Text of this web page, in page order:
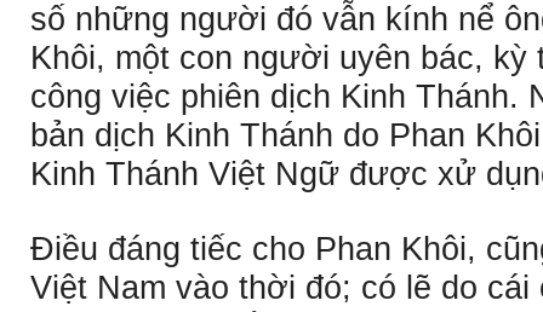
số những người đó vẫn kính nể
Khôi, một con người uyên bác,
công việc phiên dịch Kinh Thánh.
bản dịch Kinh Thánh do Phan
Kinh Thánh Việt Ngữ được xử
Ðiều đáng tiếc cho Phan Khôi,
Việt Nam vào thời đó; có lẽ do cái